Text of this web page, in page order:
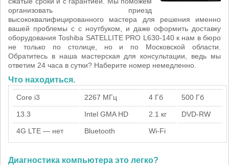
организовать приезд
высококвалифицированного мастера для решения именно
вашей проблемы с с ноутбуком, и даже оформить доставку
оборудования Toshiba SATELLITE PRO L630-140 к нам в бюро
не только по столице, но и по Московской области.
Обратитесь в наша мастерская для консультации, ведь мы
ответим 24 часа в сутки? Наберите номер немедленно.
Что находиться.
Core i3 2267 МГц 4 Гб 500 Гб
13.3 Intel GMA HD 2.1 кг DVD-RW
4G LTE — нет Bluetooth Wi-Fi
Диагностика компьютера это легко?